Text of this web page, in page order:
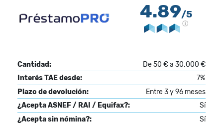
4.89/5
Cantidad:
De 50 € a 30.000 €
Interés TAE desde:
7%
Plazo de devolución:
Entre 3 y 96 meses
¿Acepta ASNEF / RAI / Equifax?:
Sí
¿Acepta sin nómina?:
Sí